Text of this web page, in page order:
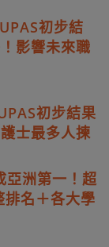
初步結
影響未來職
初步結果
士最多人揀
亞洲第一！超
名＋各大學